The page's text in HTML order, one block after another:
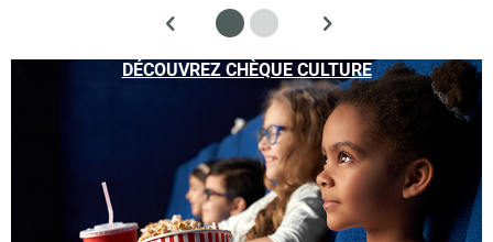
DÉCOUVREZ CHÈQUE CULTURE